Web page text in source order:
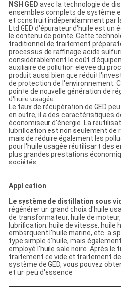
NSH GED avec la technologie de
ensembles complets de système
et construit indépendamment par
Ltd GED d'épurateur d'huile est un
le contenu de pointe. Cette
traditionnel de traitement
processus de raffinage acide
considérablement le coût
auxiliaire de pollution élevée du
produit aussi bien que réduit
de protection de l'environnement.
pointe de nouvelle génération de
d'huile usagée.
Le taux de récupération de GED
en outre, il a des caractéristiques
économiseur d'énergie. La
lubrification est non seulement de
mais de réduire également les
pour l'huile usagée réutilisant des
plus grandes prestations
sociétés.
Application
Le système de distillation sous
régénérer un grand choix d'huile
de transformateur, huile de
lubrification, huile de vitesse, huile
embarquent l'huile marine, etc. a
type simple d'huile, mais
employé l'huile sale noire. Après le
traitement de vide et traitement
système de GED, vous pouvez
et un peu d'essence.